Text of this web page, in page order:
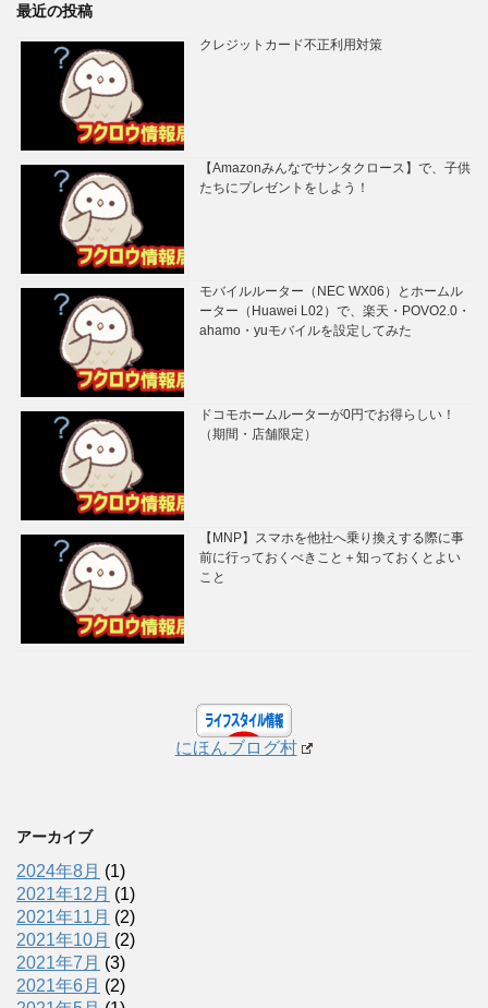
最近の投稿
クレジットカード不正利用対策
【Amazonみんなでサンタクロース】で、子供
たちにプレゼントをしよう！
モバイルルーター（NEC WX06）とホームル
ーター（Huawei L02）で、楽天・POVO2.0・
ahamo・yuモバイルを設定してみた
ドコモホームルーターが0円でお得らしい！
（期間・店舗限定）
【MNP】スマホを他社へ乗り換えする際に事
前に行っておくべきこと＋知っておくとよい
こと
にほんブログ村
アーカイブ
2024年8月 (1)
2021年12月 (1)
2021年11月 (2)
2021年10月 (2)
2021年7月 (3)
2021年6月 (2)